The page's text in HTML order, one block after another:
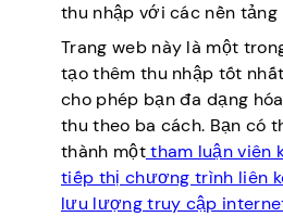
thu nhập với các nền tảng
Trang web này là một
tạo thêm thu nhập tốt
cho phép bạn đa dạng
thu theo ba cách. Bạn có
thành mộttham luận viên
tiếp thị chương trình liên
lưu lượng truy cập